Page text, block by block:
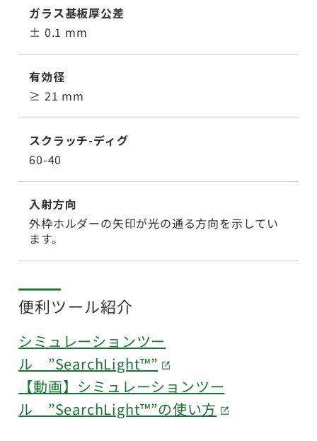
ガラス基板厚公差
± 0.1 mm
有効径
≥ 21 mm
スクラッチ-ディグ
60-40
入射方向
外枠ホルダーの矢印が光の通る方向を示してい
ます。
便利ツール紹介
シミュレーションツー
ル ”SearchLight™”
【動画】シミュレーションツー
ル ”SearchLight™”の使い方